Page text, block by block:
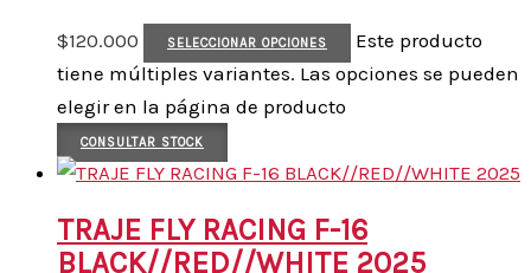
$120.000 SELECCIONAR OPCIONES
Este producto
tiene múltiples variantes. Las opciones se pueden
elegir en la página de producto
CONSULTAR STOCK
TRAJE FLY RACING F-16
BLACK//RED//WHITE 2025